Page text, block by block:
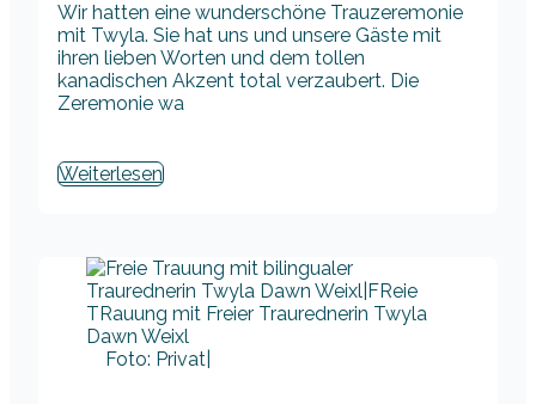
Wir hatten eine wunderschöne Trauzeremonie
mit Twyla. Sie hat uns und unsere Gäste mit
ihren lieben Worten und dem tollen
kanadischen Akzent total verzaubert. Die
Zeremonie wa
Weiterlesen
Foto: Privat|